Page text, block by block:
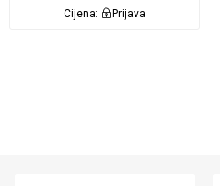
Cijena: Prijava